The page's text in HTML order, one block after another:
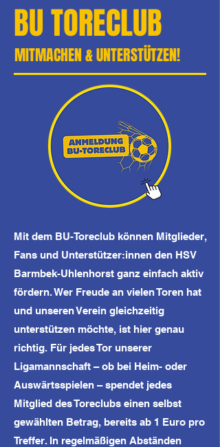
BU TORECLUB
MITMACHEN & UNTERSTÜTZEN!
Mit dem BU-Toreclub können Mitglieder,
Fans und Unterstützer:innen den HSV
Barmbek-Uhlenhorst ganz einfach aktiv
fördern. Wer Freude an vielen Toren hat
und unseren Verein gleichzeitig
unterstützen möchte, ist hier genau
richtig. Für jedes Tor unserer
Ligamannschaft – ob bei Heim- oder
Auswärtsspielen – spendet jedes
Mitglied des Toreclubs einen selbst
gewählten Betrag, bereits ab 1 Euro pro
Treffer. In regelmäßigen Abständen